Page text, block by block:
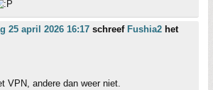
25 april 2026 16:17 schreef Fushia2 het
VPN, andere dan weer niet.